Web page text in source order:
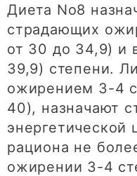
Диета No8
страдающих
от 30 до 34,9) и
39,9) степени.
ожирением 3-4
40), назначают
энергетической
рациона не
ожирении 3-4